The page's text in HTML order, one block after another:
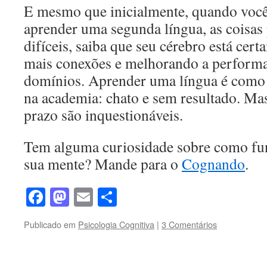
E mesmo que inicialmente, quando
aprender uma segunda língua, as
difíceis, saiba que seu cérebro está
mais conexões e melhorando a
domínios. Aprender uma língua é
na academia: chato e sem resultado.
prazo são inquestionáveis.
Tem alguma curiosidade sobre como
sua mente? Mande para o Cognando.
Facebook
Mastodon
Email
Publicado em Psicologia Cognitiva | 3 Comentários